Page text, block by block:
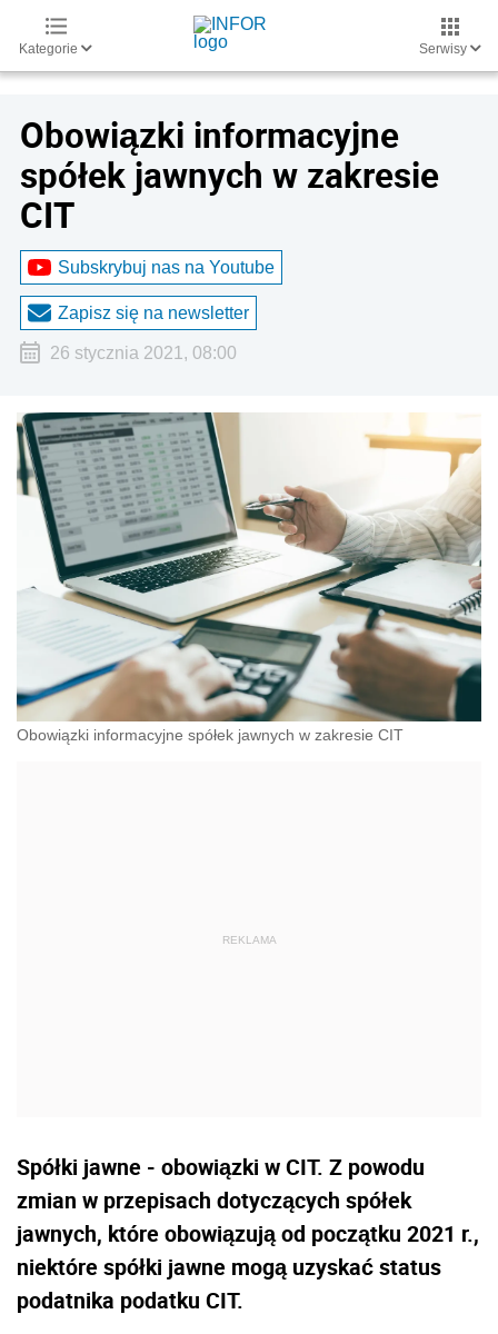
Kategorie Serwisy
Obowiązki informacyjne
spółek jawnych w zakresie
CIT
Subskrybuj nas na Youtube
Zapisz się na newsletter
26 stycznia 2021, 08:00
Obowiązki informacyjne spółek jawnych w zakresie CIT
Spółki jawne - obowiązki w CIT. Z powodu
zmian w przepisach dotyczących spółek
jawnych, które obowiązują od początku 2021 r.,
niektóre spółki jawne mogą uzyskać status
podatnika podatku CIT.